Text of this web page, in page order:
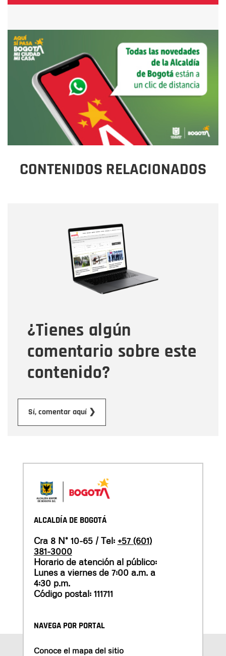
CONTENIDOS RELACIONADOS
¿Tienes algún
comentario sobre este
contenido?
Sí, comentar aquí ❯
Correo electrónico
Tipo de comentario
Mensaje
ALCALDÍA DE BOGOTÁ
Cra 8 N° 10-65 / Tel: +57 (601)
381-3000
Horario de atención al público:
Lunes a viernes de 7:00 a.m. a
4:30 p.m.
Código postal: 111711
NAVEGA POR PORTAL
Conoce el mapa del sitio